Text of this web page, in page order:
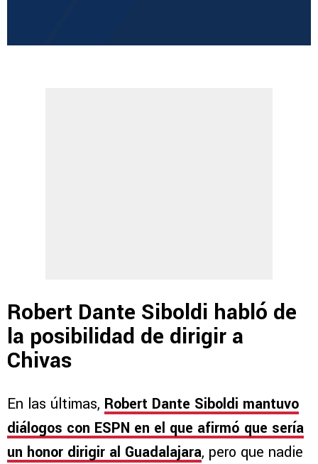
Robert Dante Siboldi habló de
la posibilidad de dirigir a
Chivas
En las últimas, Robert Dante Siboldi mantuvo
diálogos con ESPN en el que afirmó que sería
un honor dirigir al Guadalajara, pero que nadie